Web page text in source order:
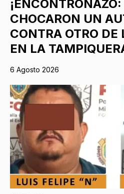
CHOCARON UN
CONTRA OTRO DE
EN LA
6 Agosto 2026